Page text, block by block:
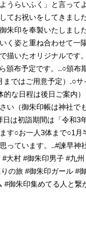
うらいふく」と言って
てお祝いをしてきまし
朱印を奉製いたしまし
く姿と重ね合わせて一
描いたオリジナルです
頒布予定です。..○頒布
まではご用意予定）.○
な日程は後日ご案内
い（御朱印帳は神社で
は初詣期間は「令和3
す○お一人3体まで○1月
っています。..#諫早神
大村 #御朱印男子 #九
の旅 #御朱印ガール #
御朱印集めてる人と繋